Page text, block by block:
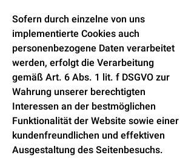
Sofern durch einzelne von uns
implementierte Cookies auch
personenbezogene Daten verarbeitet
werden, erfolgt die Verarbeitung
gemäß Art. 6 Abs. 1 lit. f DSGVO zur
Wahrung unserer berechtigten
Interessen an der bestmöglichen
Funktionalität der Website sowie einer
kundenfreundlichen und effektiven
Ausgestaltung des Seitenbesuchs.